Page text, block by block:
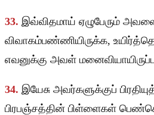
33. இவ்விதமாய் ஏழுபேரும்
விவாகம்பண்ணியிருக்க,
எவனுக்கு அவள்
34. இயேசு அவர்களுக்குப்
பிரபஞ்சத்தின் பிள்ளைகள்